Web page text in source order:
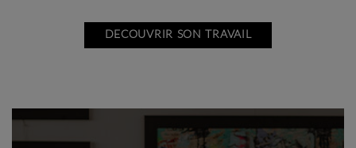
DECOUVRIR SON TRAVAIL